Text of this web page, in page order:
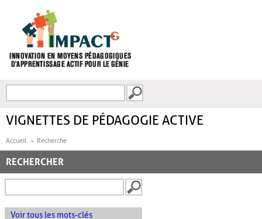
FORMULAIRE DE
VIGNETTES DE PÉDAGOGIE ACTIVE
Accueil Recherche
RECHERCHER
Voir tous les mots-clés